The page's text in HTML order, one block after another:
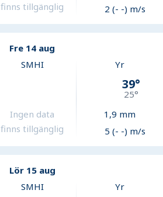
finns tillgänglig
2 (- -) m/s
Fre 14 aug
SMHI
Ingen data
finns tillgänglig
Yr
39°
25°
1,9 mm
5 (- -) m/s
Lör 15 aug
SMHI Yr